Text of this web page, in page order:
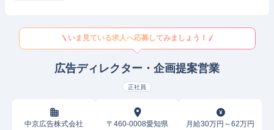
いま見ている求人へ応募してみましょう！
広告ディレクター・企画提案営業
正社員
中京広告株式会社
〒460-0008愛知県
月給30万円～62万円